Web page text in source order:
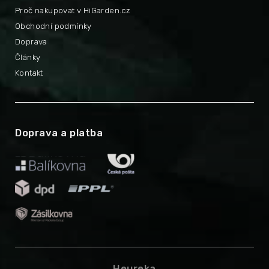
Proč nakupovat v HiGarden.cz
Obchodní podmínky
Doprava
Články
Kontakt
Doprava a platba